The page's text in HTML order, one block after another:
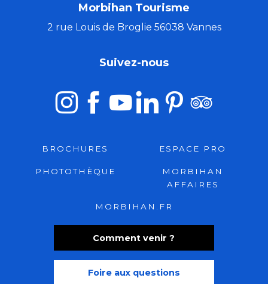
Morbihan Tourisme
2 rue Louis de Broglie 56038 Vannes
Comment venir ?
Foire aux questions
Suivez-nous
BROCHURES ESPACE PRO
PHOTOTHÈQUE
MORBIHAN
AFFAIRES
MORBIHAN.FR